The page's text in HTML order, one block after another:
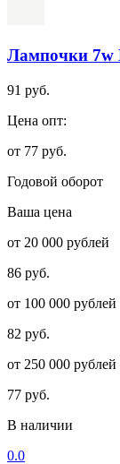
Лампочки 7w
91 руб.
Цена опт:
от 77 руб.
Годовой оборот
Ваша цена
от 20 000 рублей
86 руб.
от 100 000 рублей
82 руб.
от 250 000 рублей
77 руб.
В наличии
0.0